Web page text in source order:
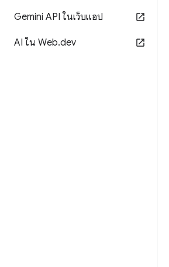
Gemini API ในเว็บแอป
AI ใน Web.dev